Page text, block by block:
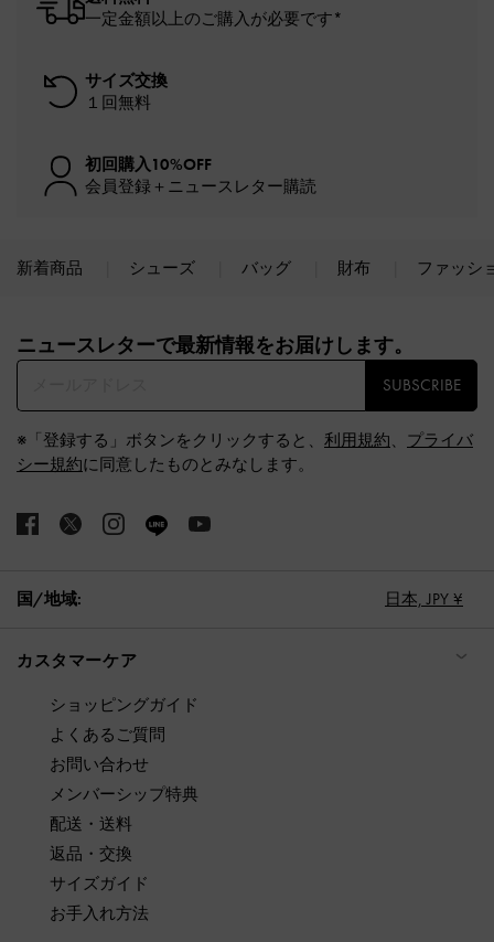
一定金額以上のご購入が必要です*
サイズ交換
１回無料
初回購入10%OFF
会員登録＋ニュースレター購読
新着商品 シューズ バッグ 財布 ファッシ
ニュースレターで最新情報をお届けします。​
SUBSCRIBE
※「登録する」ボタンをクリックすると、 利用規約、 プライバ
シー規約に同意したものとみなします。
国/地域: 日本, JPY ¥
カスタマーケア
ショッピングガイド
よくあるご質問
お問い合わせ
メンバーシップ特典
配送・送料
返品・交換
サイズガイド
お手入れ方法